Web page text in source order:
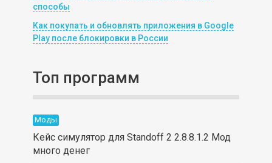
способы
Как покупать и обновлять приложения в Google
Play после блокировки в России
Топ программ
Моды
Кейс симулятор для Standoff 2 2.8.8.1.2 Мод
много денег